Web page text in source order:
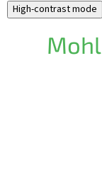
High-contrast mode